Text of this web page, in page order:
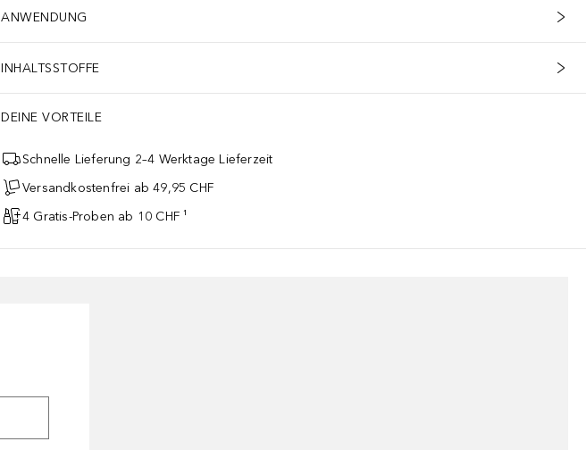
ANWENDUNG
INHALTSSTOFFE
DEINE VORTEILE
Schnelle Lieferung 2–4 Werktage Lieferzeit
Versandkostenfrei ab 49,95 CHF
4 Gratis-Proben ab 10 CHF ¹